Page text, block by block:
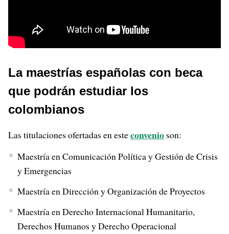
La maestrías españolas con beca
que podrán estudiar los
colombianos
Las titulaciones ofertadas en esteconvenio son:
Maestría en Comunicación Política y Gestión de Crisis
y Emergencias
Maestría en Dirección y Organización de Proyectos
Maestría en Derecho Internacional Humanitario,
Derechos Humanos y Derecho Operacional